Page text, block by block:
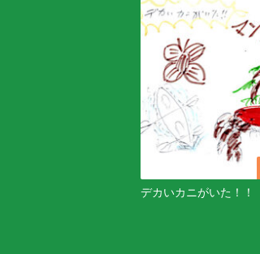
デカいカニがいた！！